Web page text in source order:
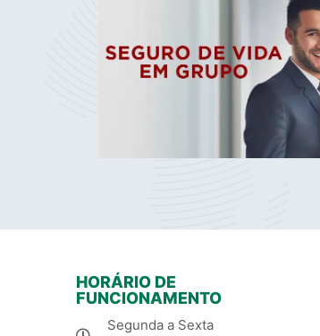
HORÁRIO DE
FUNCIONAMENTO
Segunda a Sexta